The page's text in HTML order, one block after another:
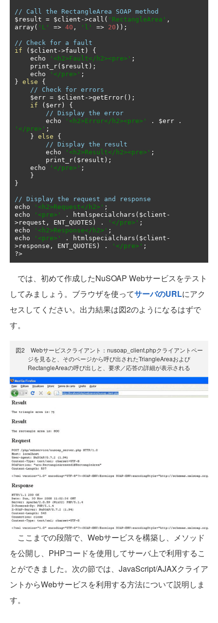
// Call the RectangleArea SOAP method
$result = $client ->call ( 'RectangleArea' ,
array( 'L' => 40 , 'l' => 20 ));
// Check for a fault
if
( $client ->fault )
{
    echo
'<h2>Fault</h2><pre>' ;
    print_r
( $result );
    echo
'</pre>' ;
} else
{
// Check for errors
    $err
= $client ->getError();
if
( $err )
{
// Display the error
        echo
'<h2>Error</h2><pre>' . $err
.
'</pre>' ;
} else
{
// Display the result
        echo
'<h2>Result</h2><pre>' ;
        print_r
( $result );
    echo
'</pre>' ;
}
}
// Display the request and response
echo
'<h2>Request</h2>' ;
echo
'<pre>' . htmlspecialchars ( $client -
>request , ENT_QUOTES ) . '</pre>' ;
echo
'<h2>Response</h2>' ;
echo
'<pre>' . htmlspecialchars ( $client -
>response , ENT_QUOTES ) . '</pre>' ;
?>
では、初めて作成したNuSOAP Webサービスをテスト
してみましょう。ブラウザを使ってサーバのURLにアク
セスしてください。出力結果は図2のようになるはずで
す。
図2 Webサービスクライアント：nusoap_client.phpクライアントペー
ジを見ると、そのページから呼び出されたTriangleAreaおよび
RectangleAreaの呼び出しと、要求／応答の詳細が表示される
ここまでの段階で、Webサービスを構築し、メソッド
を公開し、PHPコードを使用してサーバ上で利用するこ
とができました。次の節では、JavaScript/AJAXクライア
ントからWebサービスを利用する方法について説明しま
す。